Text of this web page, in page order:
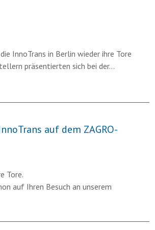
InnoTrans in Berlin wieder ihre Tore
präsentierten sich bei der…
auf dem ZAGRO-
Tore.
auf Ihren Besuch an unserem